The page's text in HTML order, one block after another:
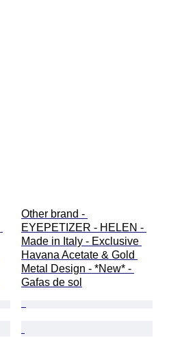
Other brand -
EYEPETIZER - HELEN -
Made in Italy - Exclusive
Havana Acetate & Gold
Metal Design - *New* -
Gafas de sol